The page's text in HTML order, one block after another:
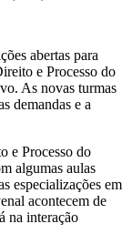
abertas para
e Processo do
As novas turmas
demandas e a
e Processo do
algumas aulas
especializações em
acontecem de
na interação